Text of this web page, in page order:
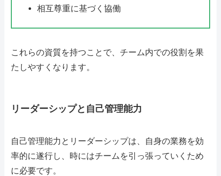
相互尊重に基づく協働
これらの資質を持つことで、チーム内での役割を果
たしやすくなります。
リーダーシップと自己管理能力
自己管理能力とリーダーシップは、自身の業務を効
率的に遂行し、時にはチームを引っ張っていくため
に必要です。